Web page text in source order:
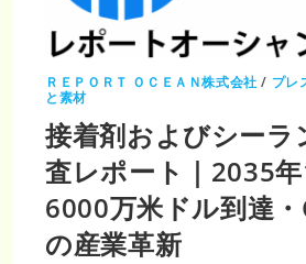
ＲＥＰＯＲＴ ＯＣＥＡＮ株式会社 / プレ
と素材
接着剤およびシーラ
査レポート｜2035
6000万米ドル到達・
の産業革新